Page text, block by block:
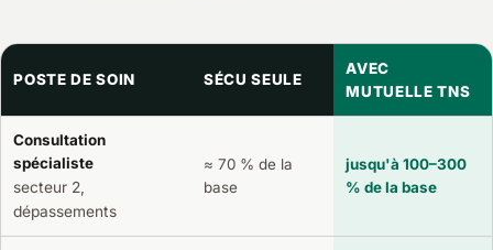
POSTE DE SOIN SÉCU SEULE
AVEC
MUTUELLE TNS
Consultation
spécialiste
secteur 2,
dépassements
≈ 70 % de la
base
jusqu'à 100–300
% de la base